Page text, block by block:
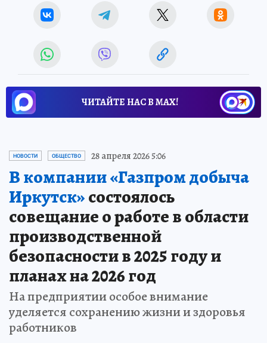
НОВОСТИ ОБЩЕСТВО 28 апреля 2026 5:06
В компании «Газпром добыча
Иркутск»состоялось
совещание о работе в области
производственной
безопасности в 2025 году и
планах на 2026 год
На предприятии особое внимание
уделяется сохранению жизни и здоровья